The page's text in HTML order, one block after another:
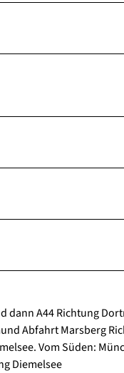
dann A44 Richtung
Abfahrt Marsberg
Vom Süden:
Diemelsee